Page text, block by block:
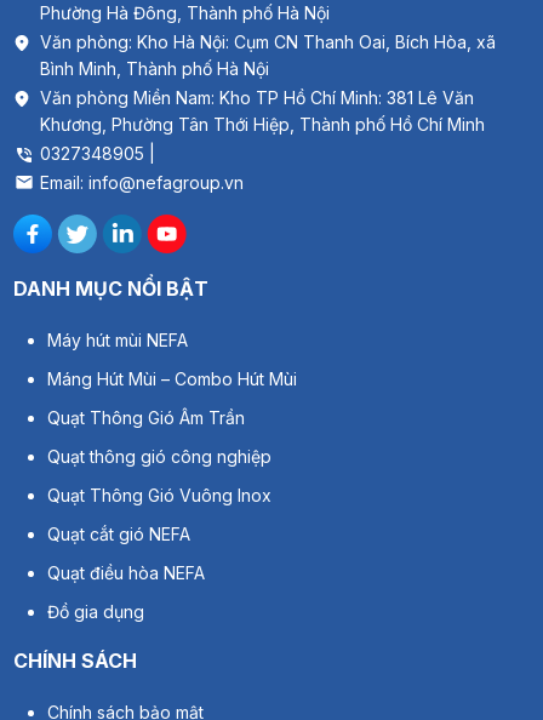
Phường Hà Đông, Thành phố Hà Nội
Văn phòng: Kho Hà Nội: Cụm CN Thanh Oai, Bích Hòa, xã
Bình Minh, Thành phố Hà Nội
Văn phòng Miền Nam: Kho TP Hồ Chí Minh: 381 Lê Văn
Khương, Phường Tân Thới Hiệp, Thành phố Hồ Chí Minh
0327348905 |
Email: info@nefagroup.vn
DANH MỤC NỔI BẬT
Máy hút mùi NEFA
Máng Hút Mùi – Combo Hút Mùi
Quạt Thông Gió Âm Trần
Quạt thông gió công nghiệp
Quạt Thông Gió Vuông Inox
Quạt cắt gió NEFA
Quạt điều hòa NEFA
Đồ gia dụng
CHÍNH SÁCH
Chính sách bảo mật